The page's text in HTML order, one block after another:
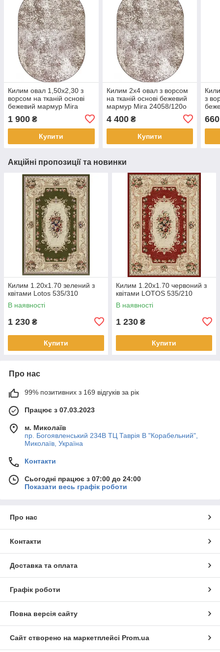
Килим овал 1,50х2,30 з
ворсом на тканій основі
бежевий мармур Mira
1 900 ₴
Купити
Килим 2х4 овал з ворсом
на тканій основі бежевий
мармур Mira 24058/120о
4 400₴
Купити
з
660
Акційні пропозиції та новинки
Килим 1.20х1.70 зелений з
квітами Lotos 535/310
В наявності
1 230 ₴
Купити
Килим 1.20х1.70 червоний з
квітами LOTOS 535/210
В наявності
1 230 ₴
Купити
Про нас
99% позитивних з 169 відгуків за рік
Працює з 07.03.2023
м. Миколаїв
пр. Богоявленський 234В ТЦ Таврія В "Корабельний",
Миколаїв, Україна
Контакти
Сьогодні працює з 07:00 до 24:00
Показати весь графік роботи
Про нас
Контакти
Доставка та оплата
Графік роботи
Повна версія сайту
Сайт створено на маркетплейсі Prom.ua